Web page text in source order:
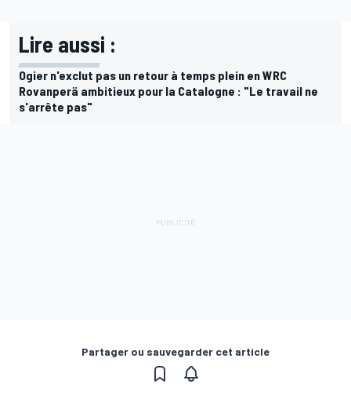
Lire aussi :
Ogier n'exclut pas un retour à temps plein en WRC
Rovanperä ambitieux pour la Catalogne : "Le travail ne
s'arrête pas"
Partager ou sauvegarder cet article